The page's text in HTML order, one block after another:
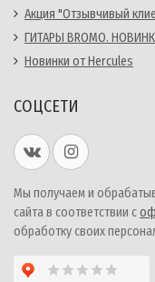
Акция "Отзывчивый
ГИТАРЫ BROMO.
Новинки от Hercules
СОЦСЕТИ
Мы получаем и
сайта в соответствии с
обработку своих